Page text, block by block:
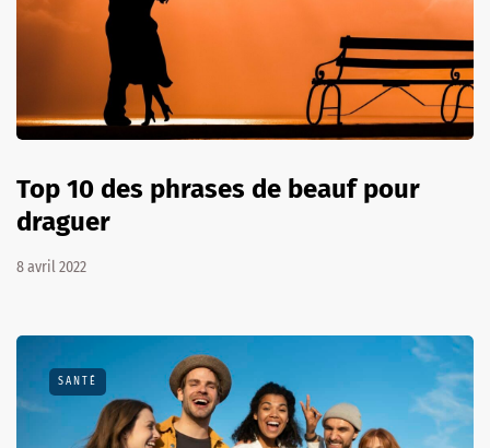
Top 10 des phrases de beauf pour
draguer
8 avril 2022
SANTÉ